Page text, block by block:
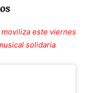
moviliza este viernes
solidaria